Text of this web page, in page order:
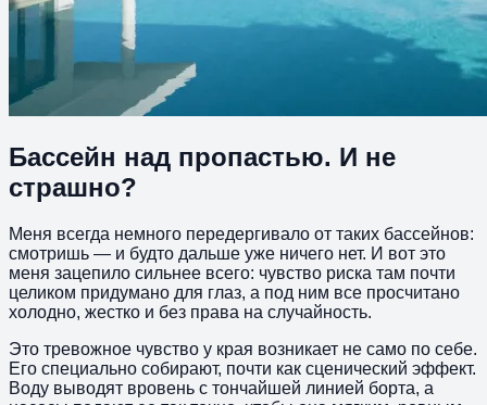
Бассейн над пропастью. И не
страшно?
Меня всегда немного передергивало от таких бассейнов:
смотришь — и будто дальше уже ничего нет. И вот это
меня зацепило сильнее всего: чувство риска там почти
целиком придумано для глаз, а под ним все просчитано
холодно, жестко и без права на случайность.
Это тревожное чувство у края возникает не само по себе.
Его специально собирают, почти как сценический эффект.
Воду выводят вровень с тончайшей линией борта, а